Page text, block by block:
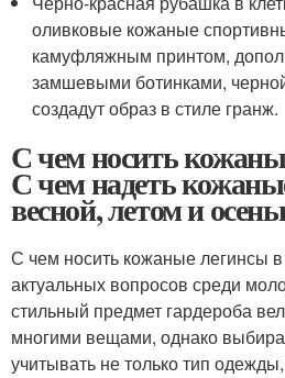
оливковые кожаные
камуфляжным принтом,
замшевыми ботинками,
создадут образ в стиле гранж.
С чем носить
С чем надеть
весной, летом и
С чем носить кожаные легинсы
актуальных вопросов среди
стильный предмет гардероба
многими вещами, однако
учитывать не только тип